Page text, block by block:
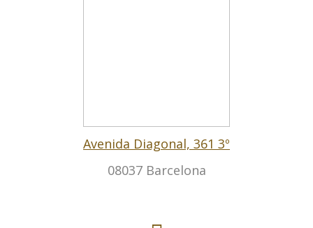
Avenida Diagonal, 361 3º
08037 Barcelona